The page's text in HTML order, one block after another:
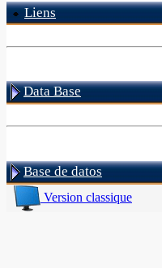
Liens
Data Base
Base de datos
Version classique